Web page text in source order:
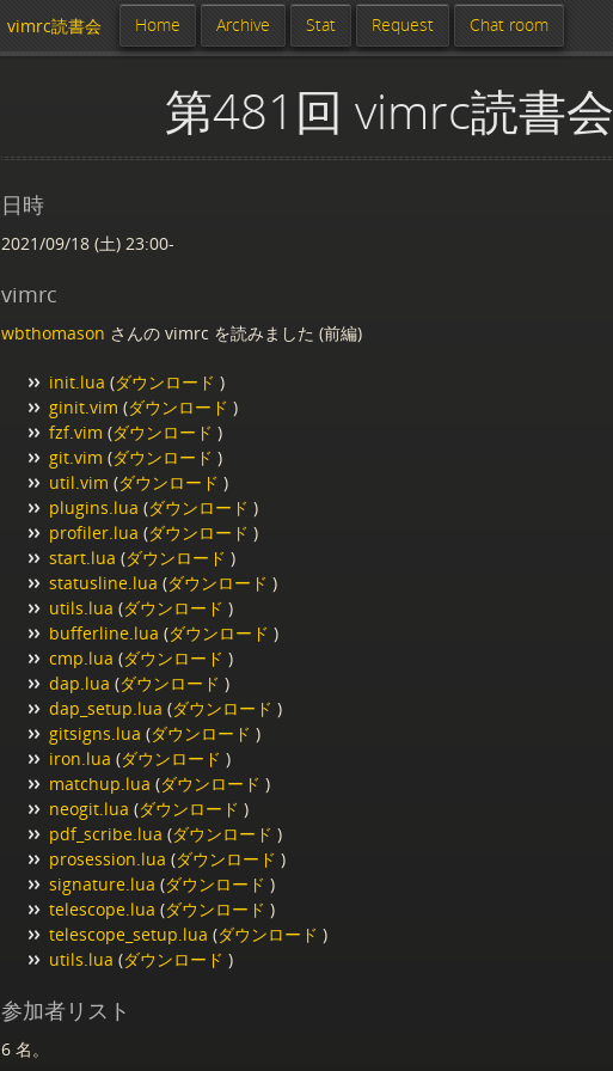
vimrc読書会 Home Archive Stat Request Chat room
第481回 vimrc読書会
日時
2021/09/18 (土) 23:00-
vimrc
wbthomason さんの vimrc を読みました (前編)
init.lua (ダウンロード )
ginit.vim (ダウンロード )
fzf.vim (ダウンロード )
git.vim (ダウンロード )
util.vim (ダウンロード )
plugins.lua (ダウンロード )
profiler.lua (ダウンロード )
start.lua (ダウンロード )
statusline.lua (ダウンロード )
utils.lua (ダウンロード )
bufferline.lua (ダウンロード )
cmp.lua (ダウンロード )
dap.lua (ダウンロード )
dap_setup.lua (ダウンロード )
gitsigns.lua (ダウンロード )
iron.lua (ダウンロード )
matchup.lua (ダウンロード )
neogit.lua (ダウンロード )
pdf_scribe.lua (ダウンロード )
prosession.lua (ダウンロード )
signature.lua (ダウンロード )
telescope.lua (ダウンロード )
telescope_setup.lua (ダウンロード )
utils.lua (ダウンロード )
参加者リスト
6 名。